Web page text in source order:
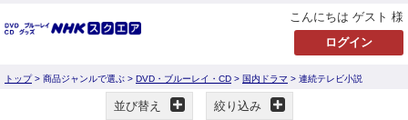
こんにちは ゲスト 様
トップ> 商品ジャンルで選ぶ > DVD・ブルーレイ・CD > 国内ドラマ > 連続テレビ小説
並び替え 絞り込み